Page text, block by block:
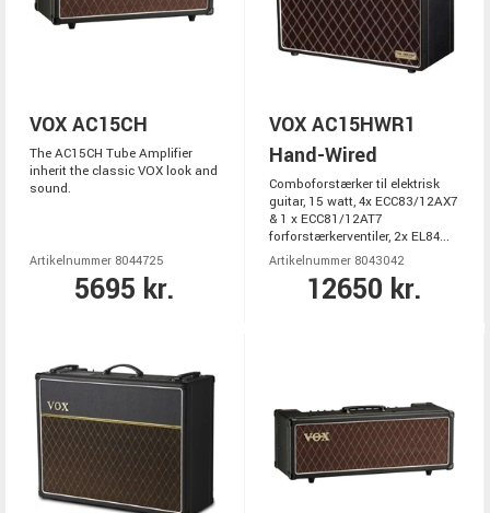
VOX AC15CH
The AC15CH Tube Amplifier
inherit the classic VOX look and
sound.
Artikelnummer 8044725
5695 kr.
VOX AC15HWR1
Hand-Wired
Comboforstærker til elektrisk
guitar, 15 watt, 4x ECC83/12AX7
& 1 x ECC81/12AT7
forforstærkerventiler, 2x EL84...
Artikelnummer 8043042
12650 kr.